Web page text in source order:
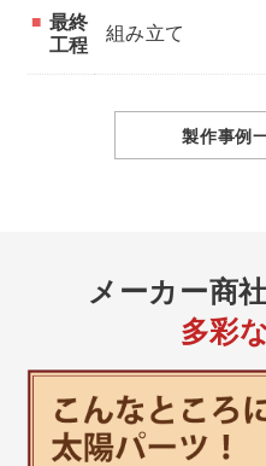
最終
工程
組み立て
製作事例
メーカー商社
多彩